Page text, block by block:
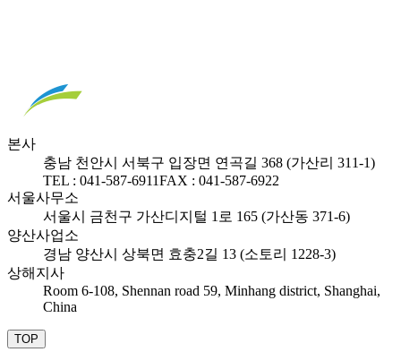
본사
충남 천안시 서북구 입장면 연곡길 368 (가산리 311-1)
TEL : 041-587-6911FAX : 041-587-6922
서울사무소
서울시 금천구 가산디지털 1로 165 (가산동 371-6)
양산사업소
경남 양산시 상북면 효충2길 13 (소토리 1228-3)
상해지사
Room 6-108, Shennan road 59, Minhang district, Shanghai,
China
TOP